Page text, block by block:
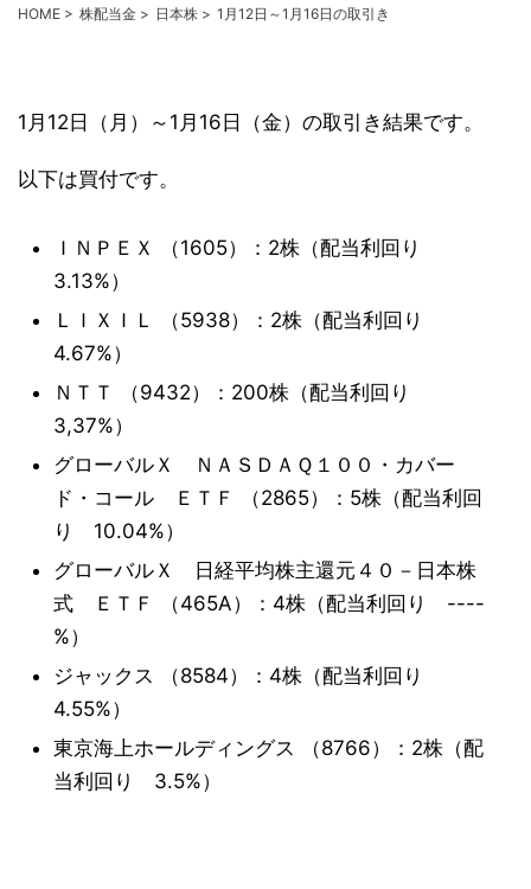
HOME > 株配当金 > 日本株 > 1月12日～1月16日の取引き
1月12日（月）～1月16日（金）の取引き結果です。
以下は買付です。
ＩＮＰＥＸ （1605）：2株（配当利回り
3.13%）
ＬＩＸＩＬ （5938）：2株（配当利回り
4.67%）
ＮＴＴ （9432）：200株（配当利回り
3,37%）
グローバルＸ ＮＡＳＤＡＱ１００・カバー
ド・コール ＥＴＦ （2865）：5株（配当利回
り 10.04%）
グローバルＸ 日経平均株主還元４０－日本株
式 ＥＴＦ （465A）：4株（配当利回り ----
%）
ジャックス （8584）：4株（配当利回り
4.55%）
東京海上ホールディングス （8766）：2株（配
当利回り 3.5%）